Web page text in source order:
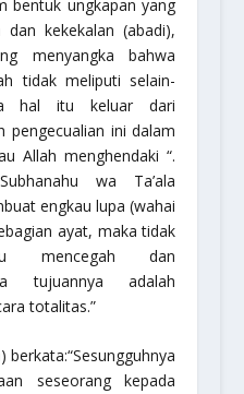
bentuk ungkapan yang
dan kekekalan (abadi),
menyangka bahwa
tidak meliputi selain-
hal itu keluar dari
pengecualian ini dalam
Allah menghendaki “.
Subhanahu wa Ta’ala
engkau lupa (wahai
ayat, maka tidak
mencegah dan
tujuannya adalah
totalitas.”
berkata:“Sesungguhnya
seseorang kepada